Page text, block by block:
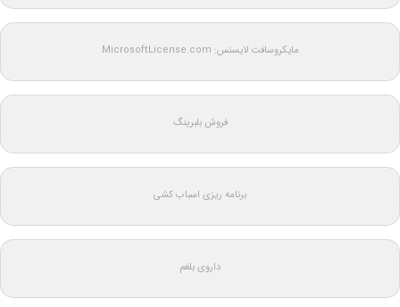
مایکروسافت لایسنس: MicrosoftLicense.com
فروش بلبرینگ
برنامه ریزی اسباب کشی
داروی بلغم